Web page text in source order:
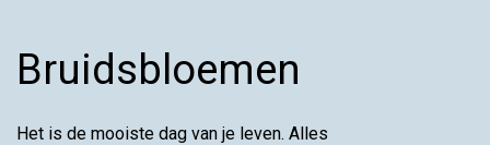
Bruidsbloemen
Het is de mooiste dag van je leven. Alles